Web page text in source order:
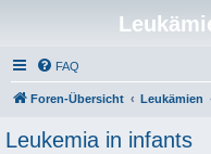
FAQ
Foren-Übersicht Leukämien
Leukemia in infants